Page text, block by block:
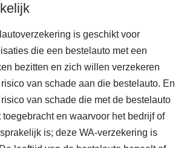
is geschikt voor
die een bestelauto met een
bezitten en zich willen verzekeren
van schade aan die bestelauto. En
van schade die met de bestelauto
en waarvoor het bedrijf of
is; deze WA-verzekering is